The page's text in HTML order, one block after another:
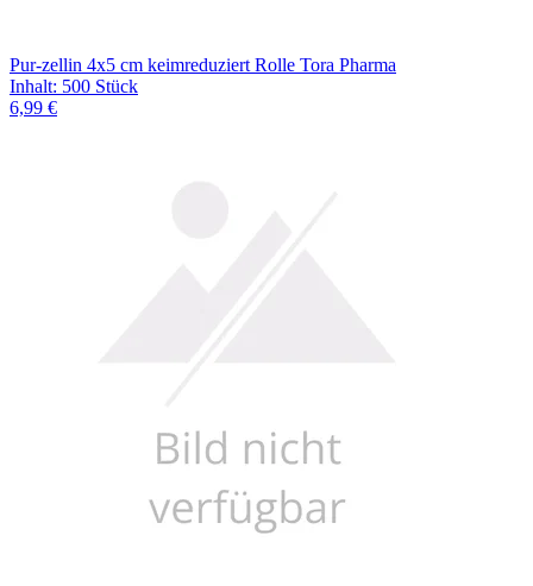
Pur-zellin 4x5 cm keimreduziert Rolle Tora Pharma
Inhalt: 500 Stück
6,99 €